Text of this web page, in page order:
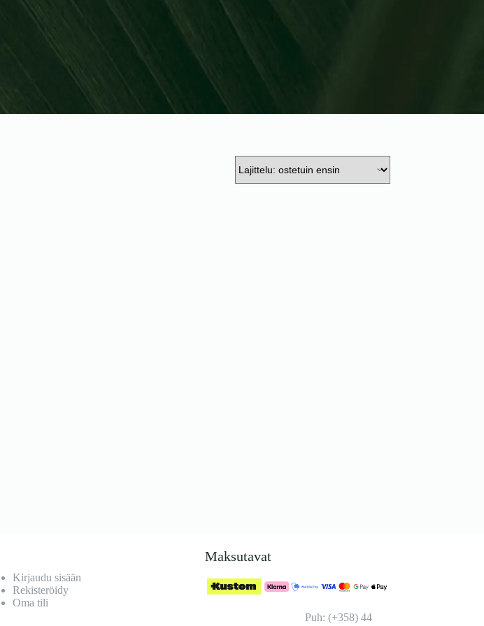
Kirjaudu sisään
Rekisteröidy
Oma tili
Maksutavat
Puh: (+358) 44